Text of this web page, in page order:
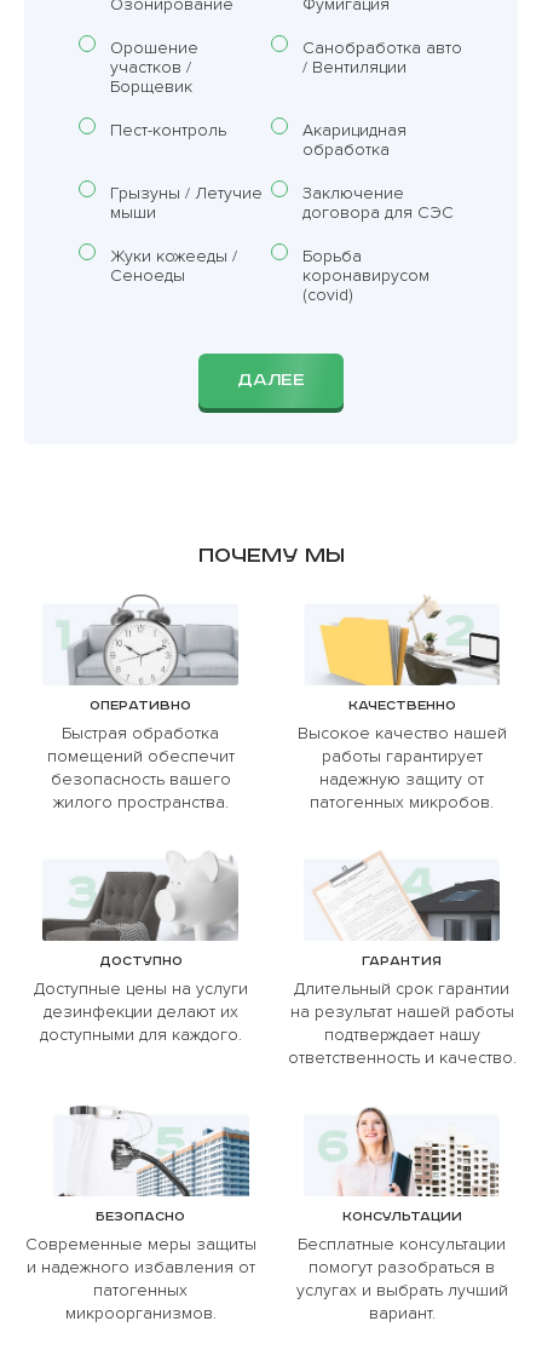
Орошение
участков /
Борщевик
Санобработка авто
/ Вентиляции
Пест-контроль
Акарицидная
обработка
Грызуны / Летучие
мыши
Заключение
договора для СЭС
Жуки кожееды /
Сеноеды
Борьба
коронавирусом
(covid)
ДАЛЕЕ
Почему мы
Оперативно
Быстрая обработка
помещений обеспечит
безопасность вашего
жилого пространства.
Качественно
Высокое качество нашей
работы гарантирует
надежную защиту от
патогенных микробов.
Доступно
Доступные цены на услуги
дезинфекции делают их
доступными для каждого.
Гарантия
Длительный срок гарантии
на результат нашей работы
подтверждает нашу
ответственность и качество.
Безопасно
Современные меры защиты
и надежного избавления от
патогенных
микроорганизмов.
Консультации
Бесплатные консультации
помогут разобраться в
услугах и выбрать лучший
вариант.